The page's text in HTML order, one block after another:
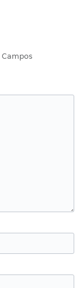
Campos